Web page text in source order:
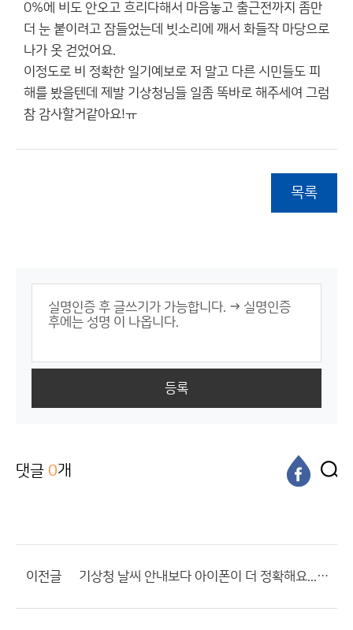
0%에 비도 안오고 흐리다해서 마음놓고 출근전까지 좀만
더 눈 붙이려고 잠들었는데 빗소리에 깨서 화들작 마당으로
나가 옷 걷었어요.
이정도로 비 정확한 일기예보로 저 말고 다른 시민들도 피
해를 봤을텐데 제발 기상청님들 일좀 똑바로 해주세여 그럼
참 감사할거같아요!ㅠ
목록
등록
댓글 0개
이전글 기상청 날씨 안내보다 아이폰이 더 정확해요.... 진짜로